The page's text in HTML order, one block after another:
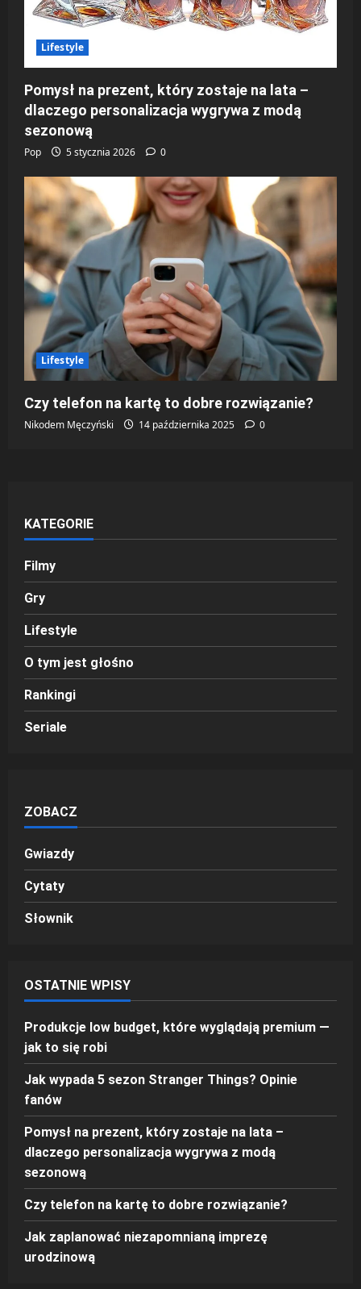
Lifestyle
Pomysł na prezent, który zostaje na lata –
dlaczego personalizacja wygrywa z modą
sezonową
Pop 5 stycznia 2026 0
Lifestyle
Czy telefon na kartę to dobre rozwiązanie?
Nikodem Męczyński 14 października 2025 0
KATEGORIE
Filmy
Gry
Lifestyle
O tym jest głośno
Rankingi
Seriale
ZOBACZ
Gwiazdy
Cytaty
Słownik
OSTATNIE WPISY
Produkcje low budget, które wyglądają premium —
jak to się robi
Jak wypada 5 sezon Stranger Things? Opinie
fanów
Pomysł na prezent, który zostaje na lata –
dlaczego personalizacja wygrywa z modą
sezonową
Czy telefon na kartę to dobre rozwiązanie?
Jak zaplanować niezapomnianą imprezę
urodzinową